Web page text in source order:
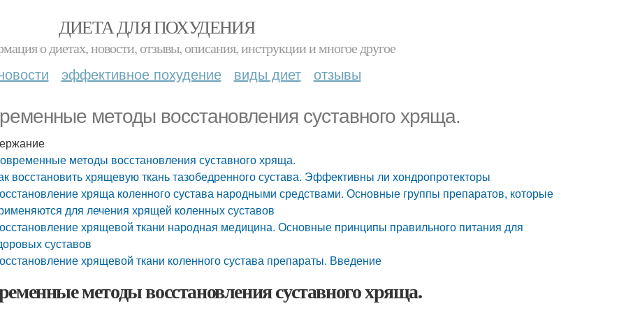
ДИЕТА ДЛЯ ПОХУДЕНИЯ
о диетах, новости, отзывы, описания, инструкции и многое другое
эффективное похудение виды диет отзывы
методы восстановления суставного хряща.
методы восстановления суставного хряща.
восстановить хрящевую ткань тазобедренного сустава. Эффективны ли хондропротекторы
хряща коленного сустава народными средствами. Основные группы препаратов, которые
для лечения хрящей коленных суставов
хрящевой ткани народная медицина. Основные принципы правильного питания для
суставов
хрящевой ткани коленного сустава препараты. Введение
методы восстановления суставного хряща.